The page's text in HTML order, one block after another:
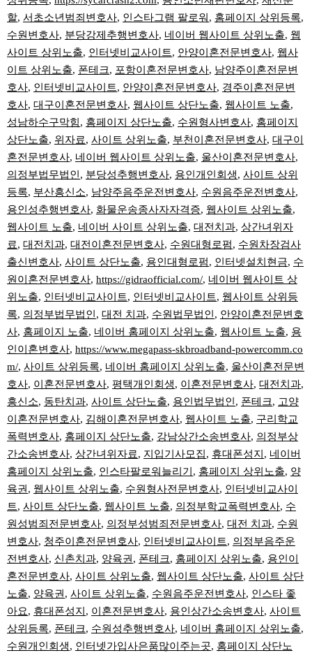
할, 서초소년범죄변호사, 인스타그램 팔로워 , 홈페이지 상위등록,
수원변호사, 분당강제추행변호사, 네이버 웹사이트 상위노출, 웹
사이트 상위노출, 인터넷비교사이트, 안양이혼전문변호사, 웹사
이트 상위노출, 폰테크, 포항이혼전문변호사, 남양주이혼전문변
호사, 인터넷비교사이트, 안양이혼전문변호사, 경주이혼전문변
호사, 대구이혼전문변호사, 웹사이트 상단노출, 웹사이트 노출,
성남하수구막힘, 홈페이지 상단노출, 수원형사변호사, 홈페이지
상단노출, 위자료, 사이트 상위노출, 부천이혼전문변호사, 대구이
혼전문변호사, 네이버 웹사이트 상위노출, 울산이혼전문변호사,
의정부법무법인 , 분당성추행변호사, 용인개인회생, 사이트 상위
등록, 부산흥신소, 남양주음주운전변호사, 수원음주운전변호사,
용인성추행변호사, 화물운송종사자자격증, 웹사이트 상위노출,
웹사이트 노출, 네이버 사이트 상위노출, 대전치과, 상간녀위자
료, 대전치과, 대전이혼전문변호사, 수원대형로펌, 수원차장검사
출신변호사, 사이트 상단노출, 용인대형로펌, 인터넷설치현금, 수
원이혼전문변호사, https://gidraofficial.com/, 네이버 웹사이트 상
위노출, 인터넷비교사이트, 인터넷비교사이트, 웹사이트 상위등
록, 의정부법무법인 , 대전 치과, 수원법무법인 , 안양이혼전문변호
사, 홈페이지 노출, 네이버 홈페이지 상위노출, 웹사이트 노출, 용
인이혼변호사, https://www.megapass-skbroadband-powercomm.co
m/, 사이트 상위등록, 네이버 홈페이지 상위노출, 울산이혼전문변
호사, 이혼전문변호사, 평택개인회생, 이혼전문변호사, 대전치과,
흥신소, 동탄치과, 사이트 상단노출, 용인법무법인 , 폰테크, 고양
이혼전문변호사, 김해이혼전문변호사, 웹사이트 노출, 구리학교
폭력변호사, 홈페이지 상단노출, 강남상간소송변호사, 의정부상
간소송변호사, 상간녀위자료, 지입기사모집, 휴대폰성지 , 네이버
홈페이지 상위노출, 인스타팔로워늘리기 , 홈페이지 상위노출, 양
육권 , 웹사이트 상위노출, 수원형사전문변호사, 인터넷비교사이
트, 사이트 상단노출, 웹사이트 노출, 의정부학교폭력변호사, 수
원성범죄전문변호사, 의정부성범죄전문변호사, 대전 치과, 수원
변호사, 청주이혼전문변호사, 인터넷비교사이트, 의정부음주운
전변호사, 신촌치과, 양육권 , 폰테크, 홈페이지 상위노출, 용인이
혼전문변호사, 사이트 상위노출, 웹사이트 상단노출, 사이트 상단
노출, 양육권 , 사이트 상위노출, 수원음주운전변호사, 인스타 좋
아요, 휴대폰성지 , 이혼전문변호사, 용인상간소송변호사, 사이트
상위등록, 폰테크, 수원성추행변호사, 네이버 홈페이지 상위노출,
수원개인회생, 인터넷가입사은품많이주는곳, 홈페이지 상단노